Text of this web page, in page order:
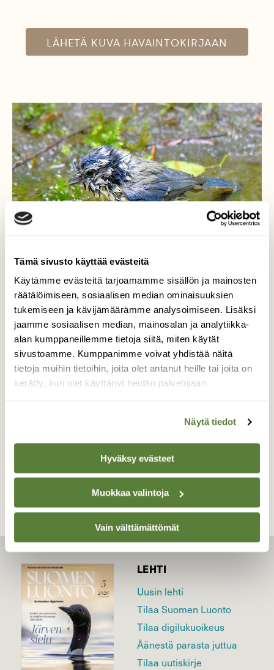
Tämä sivusto käyttää evästeitä
Käytämme evästeitä tarjoamamme sisällön ja mainosten
räätälöimiseen, sosiaalisen median ominaisuuksien
tukemiseen ja kävijämäärämme analysoimiseen. Lisäksi
jaamme sosiaalisen median, mainosalan ja analytiikka-
alan kumppaneillemme tietoja siitä, miten käytät
sivustoamme. Kumppanimme voivat yhdistää näitä
tietoja muihin tietoihin, joita olet antanut heille tai joita on
kerätty, kun olet käyttänyt heidän palvelujaan.
Näytä tiedot
Hyväksy evästeet
Muokkaa valintoja
Vain välttämättömät
LÄHETÄ KUVA HAVAINTOKIRJAAN
Sinitiainen kylpee
Käy monta kertaa päivässä, tai niitä on
useita.
TAKAISIN LISTAAN
LEHTI
Uusin lehti
Tilaa Suomen Luonto
Tilaa digilukuoikeus
Äänestä parasta juttua
Tilaa uutiskirje